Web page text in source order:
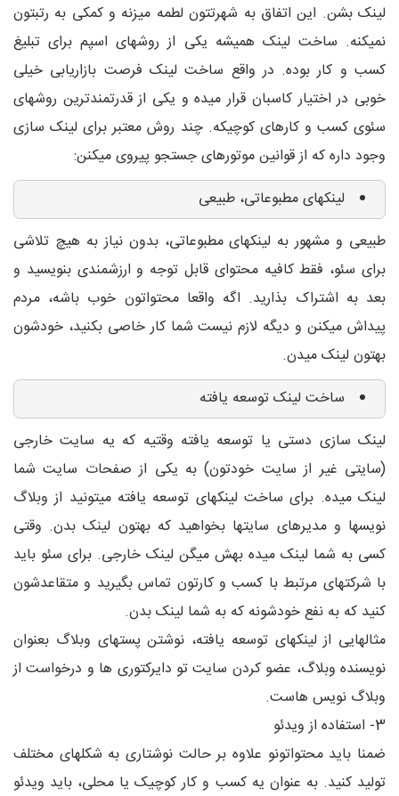
لینک بشن. این اتفاق به شهرتتون لطمه میزنه و کمکی به رتبتون
نمیکنه. ساخت لینک همیشه یکی از روشهای اسپم برای تبلیغ
کسب و کار بوده. در واقع ساخت لینک فرصت بازاریابی خیلی
خوبی در اختیار کاسبان قرار میده و یکی از قدرتمندترین روشهای
سئوی کسب و کارهای کوچیکه. چند روش معتبر برای لینک سازی
وجود داره که از قوانین موتورهای جستجو پیروی میکنن:
لینکهای مطبوعاتی، طبیعی
طبیعی و مشهور به لینکهای مطبوعاتی، بدون نیاز به هیچ تلاشی
برای سئو، فقط کافیه محتوای قابل توجه و ارزشمندی بنویسید و
بعد به اشتراک بذارید. اگه واقعا محتواتون خوب باشه، مردم
پیداش میکنن و دیگه لازم نیست شما کار خاصی بکنید، خودشون
بهتون لینک میدن.
ساخت لینک توسعه یافته
لینک سازی دستی یا توسعه یافته وقتیه که یه سایت خارجی
(سایتی غیر از سایت خودتون) به یکی از صفحات سایت شما
لینک میده. برای ساخت لینکهای توسعه یافته میتونید از وبلاگ
نویسها و مدیرهای سایتها بخواهید که بهتون لینک بدن. وقتی
کسی به شما لینک میده بهش میگن لینک خارجی. برای سئو باید
با شرکتهای مرتبط با کسب و کارتون تماس بگیرید و متقاعدشون
کنید که به نفع خودشونه که به شما لینک بدن.
مثالهایی از لینکهای توسعه یافته، نوشتن پستهای وبلاگ بعنوان
نویسنده وبلاگ، عضو کردن سایت تو دایرکتوری ها و درخواست از
وبلاگ نویس هاست.
3- استفاده از ویدئو
ضمنا باید محتواتونو علاوه بر حالت نوشتاری به شکلهای مختلف
تولید کنید. به عنوان یه کسب و کار کوچیک یا محلی، باید ویدئو